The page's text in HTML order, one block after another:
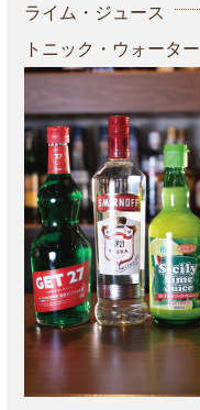
ライム・ジュース
トニック・ウォーター